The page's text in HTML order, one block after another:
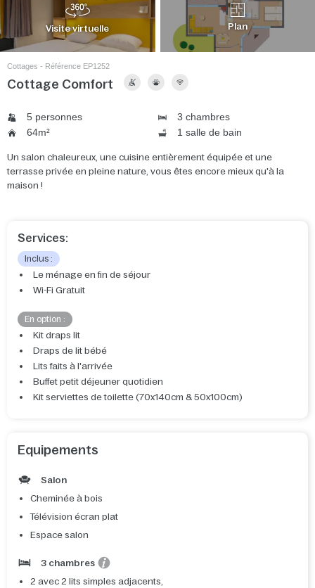
Visite virtuelle Plan
Cottages - Référence EP1252
Cottage Comfort
5 personnes
3 chambres
64m²
1 salle de bain
Un salon chaleureux, une cuisine entièrement équipée et une
terrasse privée en pleine nature, vous êtes encore mieux qu'à la
maison !
Services:
Inclus :
Le ménage en fin de séjour
Wi-Fi Gratuit
En option :
Kit draps lit
Draps de lit bébé
Lits faits à l'arrivée
Buffet petit déjeuner quotidien
Kit serviettes de toilette (70x140cm & 50x100cm)
Equipements
Salon
Cheminée à bois
Télévision écran plat
Espace salon
3 chambres
2 avec 2 lits simples adjacents,